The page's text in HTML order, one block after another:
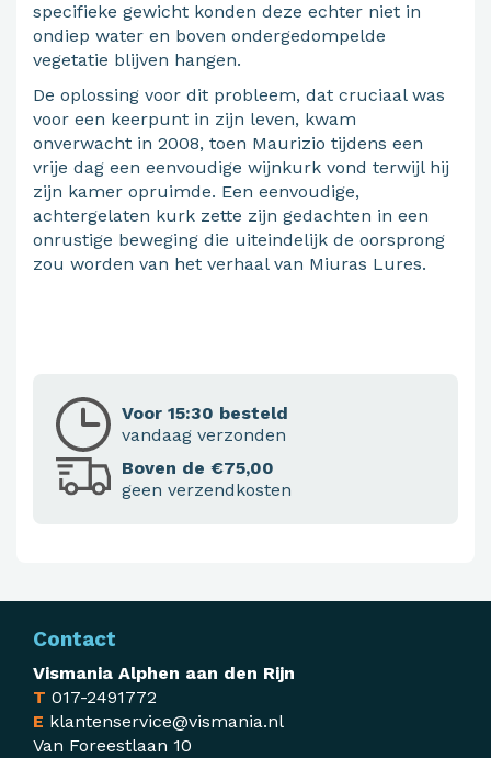
specifieke gewicht konden deze echter niet in
ondiep water en boven ondergedompelde
vegetatie blijven hangen.
De oplossing voor dit probleem, dat cruciaal was
voor een keerpunt in zijn leven, kwam
onverwacht in 2008, toen Maurizio tijdens een
vrije dag een eenvoudige wijnkurk vond terwijl hij
zijn kamer opruimde. Een eenvoudige,
achtergelaten kurk zette zijn gedachten in een
onrustige beweging die uiteindelijk de oorsprong
zou worden van het verhaal van Miuras Lures.
Voor 15:30 besteld
vandaag verzonden
Boven de €75,00
geen verzendkosten
Contact
Vismania Alphen aan den Rijn
T 017-2491772
E klantenservice@vismania.nl
Van Foreestlaan 10